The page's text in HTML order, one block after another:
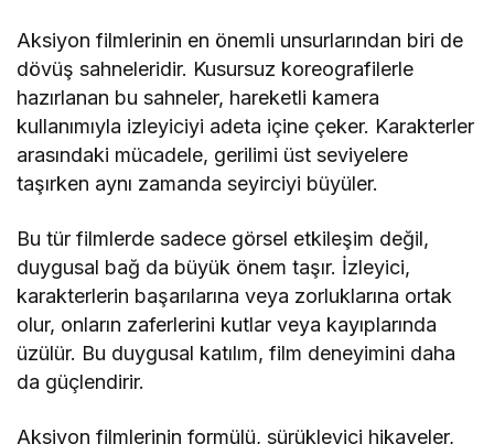
Aksiyon filmlerinin en önemli unsurlarından biri de
dövüş sahneleridir. Kusursuz koreografilerle
hazırlanan bu sahneler, hareketli kamera
kullanımıyla izleyiciyi adeta içine çeker. Karakterler
arasındaki mücadele, gerilimi üst seviyelere
taşırken aynı zamanda seyirciyi büyüler.
Bu tür filmlerde sadece görsel etkileşim değil,
duygusal bağ da büyük önem taşır. İzleyici,
karakterlerin başarılarına veya zorluklarına ortak
olur, onların zaferlerini kutlar veya kayıplarında
üzülür. Bu duygusal katılım, film deneyimini daha
da güçlendirir.
Aksiyon filmlerinin formülü, sürükleyici hikayeler,